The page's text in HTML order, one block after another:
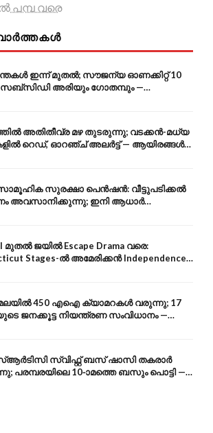
പമ്പ വരെ
ഇന്ന് മുതൽ; സൗജന്യ ഓണക്കിറ്റ് 10
അരിയും ഗോതമ്പും —
കടിഞ്ഞാൺ
അതിതീവ്ര മഴ തുടരുന്നു; വടക്കൻ-മധ്യ
റെഡ്, ഓറഞ്ച് അലർട്ട് — ആയിരങ്ങൾ
സുരക്ഷാ പെൻഷൻ: വീട്ടുപടിക്കൽ
അവസാനിക്കുന്നു; ഇനി ആധാർ
നേരിട്ട്
മുതൽ ജയിൽ Escape Drama വരെ:
Stages-ൽ അമേരിക്കൻ Independence-
ആം വാർഷികം
450 എഐ ക്യാമറകൾ വരുന്നു; 17
ജനക്കൂട്ട നിയന്ത്രണ സംവിധാനം —
മുതൽ പമ്പ വരെ
സ്വിഫ്റ്റ് ബസ് ഷാസി തകരാർ
പരമ്പരയിലെ 10-ാമത്തെ ബസും പൊട്ടി —
ആശങ്ക